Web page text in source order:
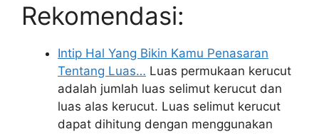
Rekomendasi:
Intip Hal Yang Bikin Kamu Penasaran
Tentang Luas… Luas permukaan kerucut
adalah jumlah luas selimut kerucut dan
luas alas kerucut. Luas selimut kerucut
dapat dihitung dengan menggunakan